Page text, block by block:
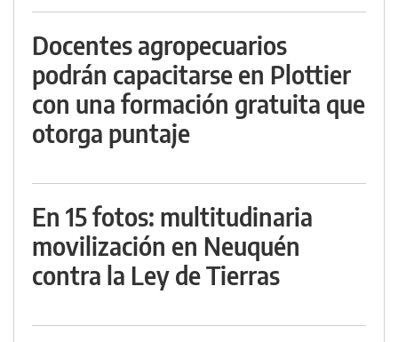
Docentes agropecuarios
podrán capacitarse en Plottier
con una formación gratuita que
otorga puntaje
En 15 fotos: multitudinaria
movilización en Neuquén
contra la Ley de Tierras